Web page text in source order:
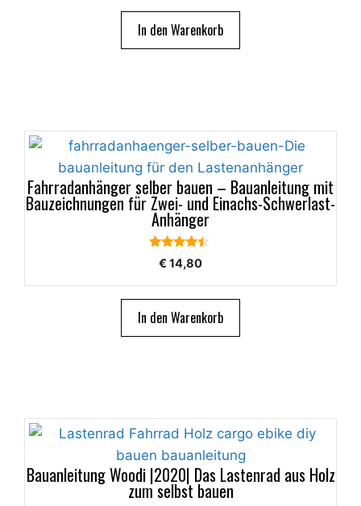
In den Warenkorb
Fahrradanhänger selber bauen – Bauanleitung mit
Bauzeichnungen für Zwei- und Einachs-Schwerlast-
Anhänger
4.29
von 5
€ 14,80
In den Warenkorb
Bauanleitung Woodi |2020| Das Lastenrad aus Holz
zum selbst bauen